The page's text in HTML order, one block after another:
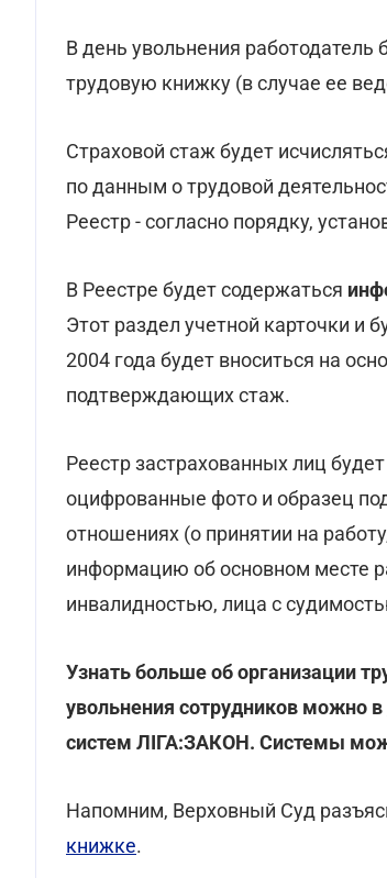
В день увольнения работодатель
трудовую книжку (в случае ее
Страховой стаж будет
по данным о трудовой
Реестр - согласно порядку,
В Реестре будет содержаться
Этот раздел учетной карточки и
2004 года будет вноситься на
подтверждающих стаж.
Реестр застрахованных лиц
оцифрованные фото и образец
отношениях (о принятии на
информацию об основном месте
инвалидностью, лица с
Узнать больше об организации
увольнения сотрудников можно в
систем ЛІГА:ЗАКОН. Системы
Напомним, Верховный Суд
книжке.